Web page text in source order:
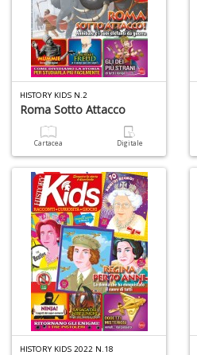
HISTORY KIDS N.2
Roma Sotto Attacco
Cartacea Digitale
HISTORY KIDS 2022 N.18